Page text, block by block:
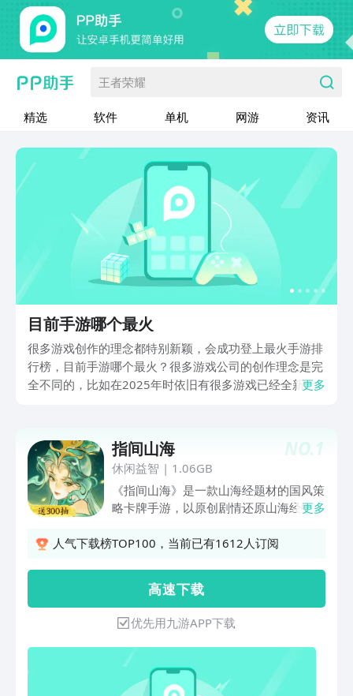
王者荣耀
精选 软件 单机 网游 资讯
目前手游哪个最火
很多游戏创作的理念都特别新颖，会成功登上最火手游排
行榜，目前手游哪个最火？很多游戏公司的创作理念是完
全不同的，比如在2025年时依旧有很多游戏已经全新上
更多
NO.1
指间山海
休闲益智 | 1.06GB
《指间山海》是一款山海经题材的国风策
略卡牌手游，以原创剧情还原山海经中各
能力独特的山海幻灵将和你一起踏上大荒
大荒危机，解开自己的穿越之谜！
更多
人气下载榜TOP100，当前已有1612人订阅
高 速 下 载
优先用九游APP下载